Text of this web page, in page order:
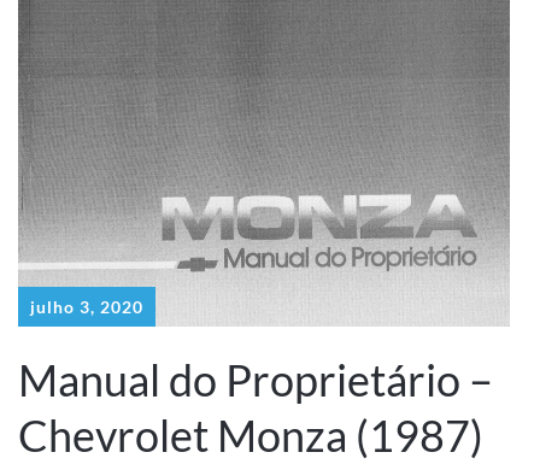
julho 3, 2020
Manual do Proprietário –
Chevrolet Monza (1987)